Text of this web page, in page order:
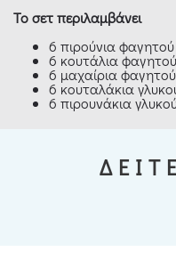
Το σετ περιλαμβάνει
6 πιρούνια φαγητού
6 κουτάλια φαγητού
6 μαχαίρια φαγητού
6 κουταλάκια
6 πιρουνάκια